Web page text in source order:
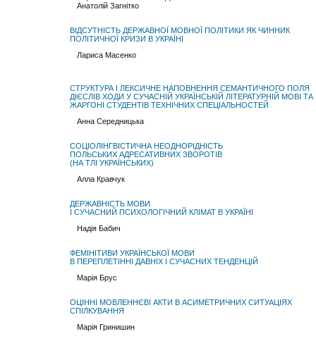
Анатолій Загнітко
ВІДСУТНІСТЬ ДЕРЖАВНОЇ МОВНОЇ ПОЛІТИКИ ЯК ЧИННИК
ПОЛІТИЧНОЇ КРИЗИ В УКРАЇНІ
Лариса Масенко
СТРУКТУРА І ЛЕКСИЧНЕ НАПОВНЕННЯ СЕМАНТИЧНОГО ПОЛЯ
ДІЄСЛІВ ХОДИ У СУЧАСНІЙ УКРАЇНСЬКІЙ ЛІТЕРАТУРНІЙ МОВІ ТА
ЖАРГОНІ СТУДЕНТІВ ТЕХНІЧНИХ СПЕЦІАЛЬНОСТЕЙ
Анна Середницька
СОЦІОЛІНГВІСТИЧНА НЕОДНОРІДНІСТЬ
ПОЛЬСЬКИХ АДРЕСАТИВНИХ ЗВОРОТІВ
(НА ТЛІ УКРАЇНСЬКИХ)
Алла Кравчук
ДЕРЖАВНІСТЬ МОВИ
І СУЧАСНИЙ ПСИХОЛОГІЧНИЙ КЛІМАТ В УКРАЇНІ
Надія Бабич
ФЕМІНІТИВИ УКРАЇНСЬКОЇ МОВИ
В ПЕРЕПЛЕТІННІ ДАВНІХ І СУЧАСНИХ ТЕНДЕНЦІЙ
Марія Брус
ОЦІННІ МОВЛЕННЄВІ АКТИ В АСИМЕТРИЧНИХ СИТУАЦІЯХ
СПІЛКУВАННЯ
Марія Гринишин